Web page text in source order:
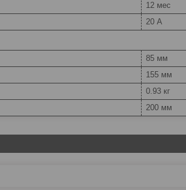
12 мес
20 А
85 мм
155 мм
0.93 кг
200 мм